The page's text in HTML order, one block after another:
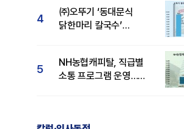
4
㈜오뚜기 ‘동대문식
닭한마리 칼국수’
5
NH농협캐피탈, 직급별
소통 프로그램 운영…